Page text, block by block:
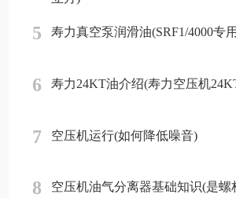
5 寿力真空泵润滑油(SRF1/4000专
6 寿力24KT油介绍(寿力空压机
7 空压机运行(如何降低噪音)
8 空压机油气分离器基础知识(是螺